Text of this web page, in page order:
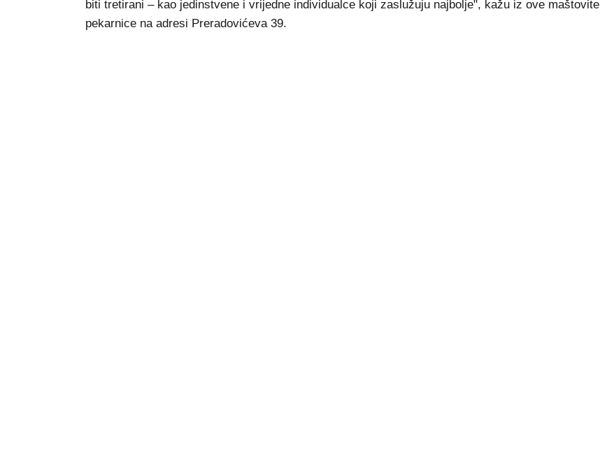
biti tretirani – kao jedinstvene i vrijedne individualce koji zaslužuju najbolje", kažu iz ove maštovite
pekarnice na adresi Preradovićeva 39.